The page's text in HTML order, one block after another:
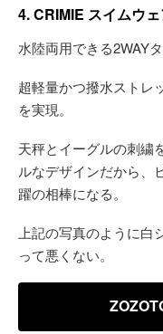
4. CRIMIE スイムウ
水陸両用できる2WAY
超軽量かつ撥水ストレ
を実現。
天秤とイーグルの刺繍
ルなデザインだから、
躍の相棒になる。
上記の写真のように
って悪くない。